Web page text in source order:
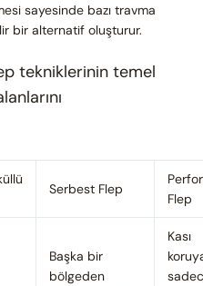
sayesinde bazı travma
bir alternatif oluşturur.
tekniklerinin temel
Serbest Flep
Flep
Başka bir
bölgeden
Kası